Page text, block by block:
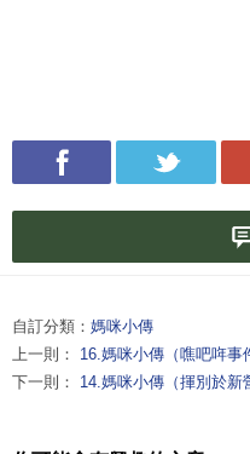
自訂分類： 媽咪小傳
上一則： 16.媽咪小傳（噍吧哖事
下一則： 14.媽咪小傳（揮別於新